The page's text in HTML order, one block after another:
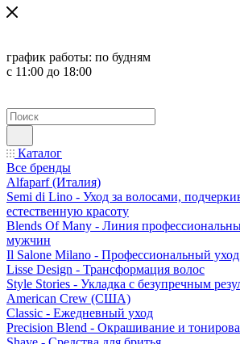
график работы: по будням
с 11:00 до 18:00
Каталог
Все бренды
Alfaparf (Италия)
Semi di Lino - Уход за волосами,
естественную красоту
Blends Of Many - Линия
мужчин
Il Salone Milano - Профессиональный уход
Lisse Design - Трансформация волос
Style Stories - Укладка с безупречным
American Crew (США)
Classic - Ежедневный уход
Precision Blend - Окрашивание и